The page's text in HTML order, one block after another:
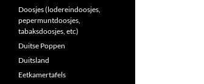
Doosjes (lodereindoosjes,
pepermuntdoosjes,
tabaksdoosjes, etc)
Duitse Poppen
Duitsland
Eetkamertafels